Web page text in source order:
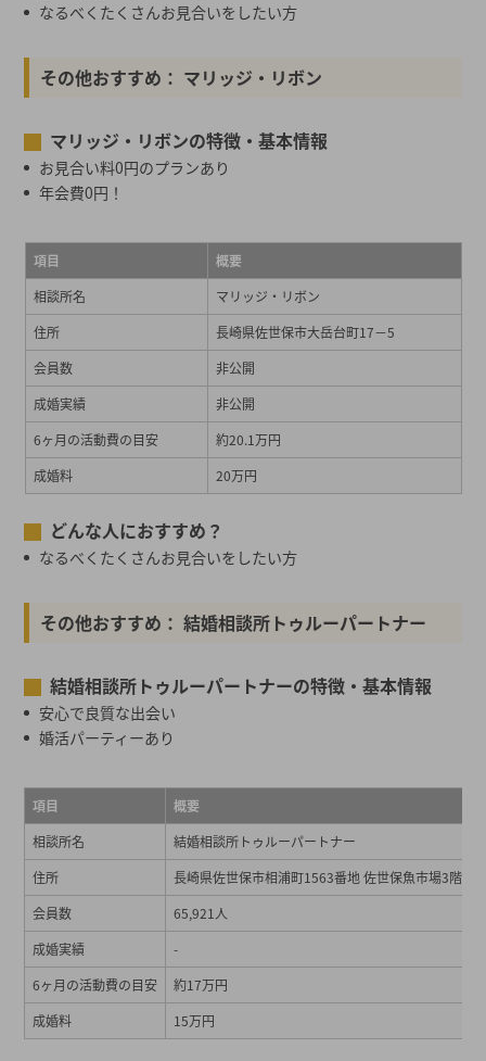
なるべくたくさんお見合いをしたい方
その他おすすめ： マリッジ・リボン
マリッジ・リボンの特徴・基本情報
お見合い料0円のプランあり
年会費0円！
項目
概要
相談所名
マリッジ・リボン
住所
長崎県佐世保市大岳台町17－5
会員数
非公開
成婚実績
非公開
6ヶ月の活動費の目安
約20.1万円
成婚料
20万円
どんな人におすすめ？
なるべくたくさんお見合いをしたい方
その他おすすめ： 結婚相談所トゥルーパートナー
結婚相談所トゥルーパートナーの特徴・基本情報
安心で良質な出会い
婚活パーティーあり
項目
概要
相談所名
結婚相談所トゥルーパートナー
住所
長崎県佐世保市相浦町1563番地 佐世保魚市場3階
会員数
65,921人
成婚実績
-
6ヶ月の活動費の目安
約17万円
成婚料
15万円